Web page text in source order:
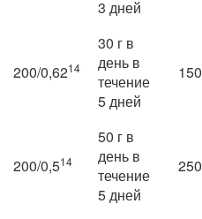
3 дней
200/0,6214
30 г в
день в
течение
5 дней
150
200/0,514
50 г в
день в
течение
5 дней
250